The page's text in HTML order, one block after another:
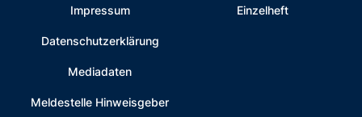
Impressum
Datenschutzerklärung
Mediadaten
Meldestelle Hinweisgeber
Einzelheft